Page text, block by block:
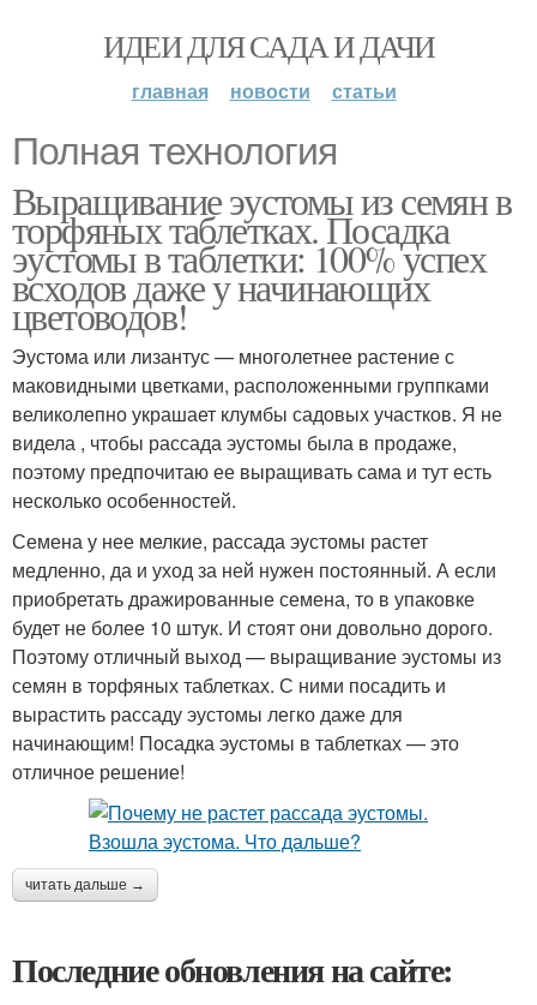
ИДЕИ ДЛЯ САДА И ДАЧИ
главная новости статьи
Полная технология
Выращивание эустомы из семян в
торфяных таблетках. Посадка
эустомы в таблетки: 100% успех
всходов даже у начинающих
цветоводов!
Эустома или лизантус — многолетнее растение с
маковидными цветками, расположенными группками
великолепно украшает клумбы садовых участков. Я не
видела , чтобы рассада эустомы была в продаже,
поэтому предпочитаю ее выращивать сама и тут есть
несколько особенностей.
Семена у нее мелкие, рассада эустомы растет
медленно, да и уход за ней нужен постоянный. А если
приобретать дражированные семена, то в упаковке
будет не более 10 штук. И стоят они довольно дорого.
Поэтому отличный выход — выращивание эустомы из
семян в торфяных таблетках. С ними посадить и
вырастить рассаду эустомы легко даже для
начинающим! Посадка эустомы в таблетках — это
отличное решение!
читать дальше →
Последние обновления на сайте: